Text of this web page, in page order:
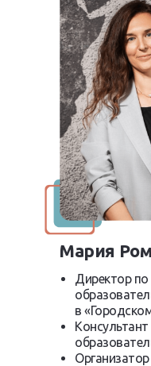
Директор
в
Мария